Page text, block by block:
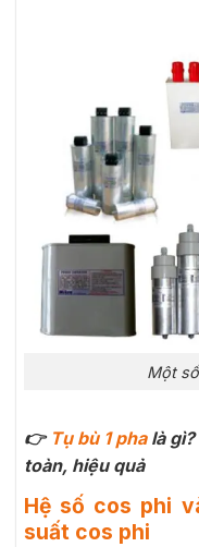
Một
👉 Tụ bù 1 phalà gì?
toàn, hiệu quả
Hệ số cos phi
suất cos phi